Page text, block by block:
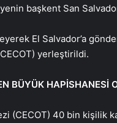
başkent San
El Salvador’a
yerleştirildi.
BÜYÜK HAPİSHANESİ
(CECOT) 40 bin kişilik